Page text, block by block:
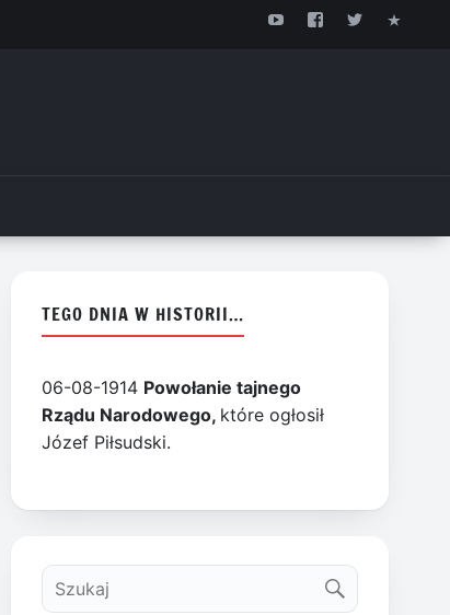
TEGO DNIA W HISTORII…
06-08-1914 Powołanie tajnego
Rządu Narodowego, które ogłosił
Józef Piłsudski.